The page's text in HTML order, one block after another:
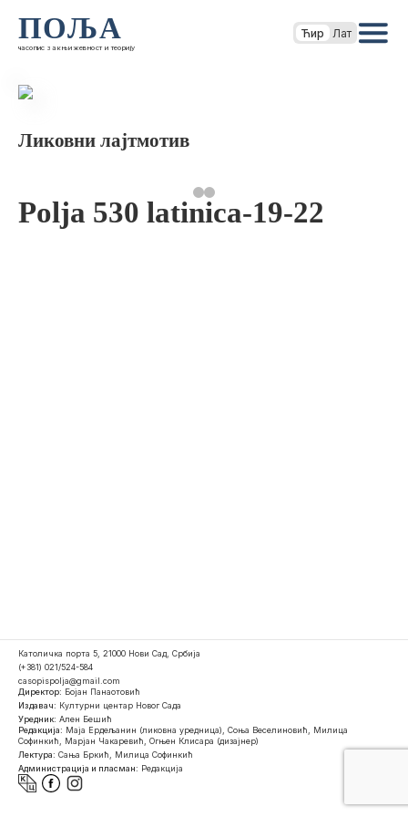
ПОЉА
часопис за књижевност и теорију
Ћир Лат
Ликовни лајтмотив
Polja 530 latinica-19-22
Католичка порта 5, 21000 Нови Сад, Србија
(+381) 021/524-584
casopispolja@gmail.com
Директор: Бојан Панаотовић
Издавач: Културни центар Новог Сада
Уредник: Ален Бешић
Редакција: Маја Ердељанин (ликовна уредница), Соња Веселиновић, Милица
Софинкић, Марјан Чакаревић, Огњен Клисара (дизајнер)
Лектура: Сања Бркић, Милица Софинкић
Администрација и пласман: Редакција